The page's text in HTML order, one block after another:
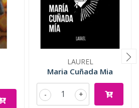
LAUREL
Maria Cuñada Mia
+
-